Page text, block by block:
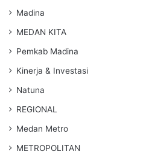
Madina
MEDAN KITA
Pemkab Madina
Kinerja & Investasi
Natuna
REGIONAL
Medan Metro
METROPOLITAN